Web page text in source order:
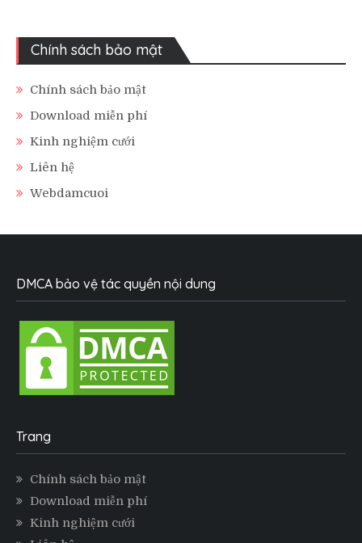
Chính sách bảo mật
Chính sách bảo mật
Download miễn phí
Kinh nghiệm cưới
Liên hệ
Webdamcuoi
DMCA bảo vệ tác quyền nội dung
Trang
Chính sách bảo mật
Download miễn phí
Kinh nghiệm cưới